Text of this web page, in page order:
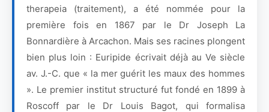
therapeia (traitement), a été nommée pour la
première fois en 1867 par le Dr Joseph La
Bonnardière à Arcachon. Mais ses racines plongent
bien plus loin : Euripide écrivait déjà au Ve siècle
av. J.-C. que « la mer guérit les maux des hommes
». Le premier institut structuré fut fondé en 1899 à
Roscoff par le Dr Louis Bagot, qui formalisa